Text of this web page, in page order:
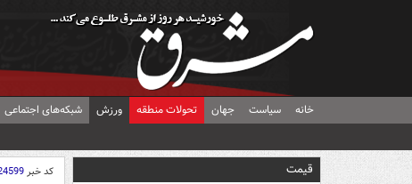
خانه سیاست جهان تحولات منطقه ورزش شبکه‌های اجتماعی
قیمت کد خبر